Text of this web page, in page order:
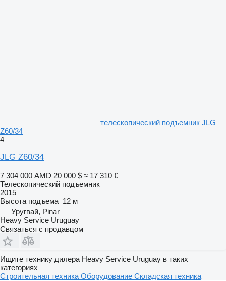
телескопический подъемник JLG
Z60/34
4
JLG Z60/34
7 304 000 AMD 20 000 $ ≈ 17 310 €
Телескопический подъемник
2015
Высота подъема 12 м
Уругвай, Pinar
Heavy Service Uruguay
Связаться с продавцом
Ищите технику дилера Heavy Service Uruguay в таких
категориях
Строительная техника Оборудование Складская техника